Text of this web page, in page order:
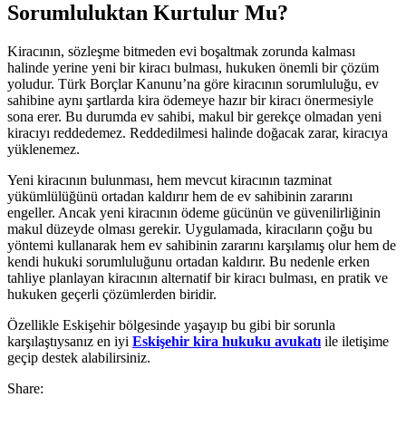
Sorumluluktan Kurtulur Mu?
Kiracının, sözleşme bitmeden evi boşaltmak zorunda kalması
halinde yerine yeni bir kiracı bulması, hukuken önemli bir çözüm
yoludur. Türk Borçlar Kanunu’na göre kiracının sorumluluğu, ev
sahibine aynı şartlarda kira ödemeye hazır bir kiracı önermesiyle
sona erer. Bu durumda ev sahibi, makul bir gerekçe olmadan yeni
kiracıyı reddedemez. Reddedilmesi halinde doğacak zarar, kiracıya
yüklenemez.
Yeni kiracının bulunması, hem mevcut kiracının tazminat
yükümlülüğünü ortadan kaldırır hem de ev sahibinin zararını
engeller. Ancak yeni kiracının ödeme gücünün ve güvenilirliğinin
makul düzeyde olması gerekir. Uygulamada, kiracıların çoğu bu
yöntemi kullanarak hem ev sahibinin zararını karşılamış olur hem de
kendi hukuki sorumluluğunu ortadan kaldırır. Bu nedenle erken
tahliye planlayan kiracının alternatif bir kiracı bulması, en pratik ve
hukuken geçerli çözümlerden biridir.
Özellikle Eskişehir bölgesinde yaşayıp bu gibi bir sorunla
karşılaştıysanız en iyi Eskişehir kira hukuku avukatı ile iletişime
geçip destek alabilirsiniz.
Share: